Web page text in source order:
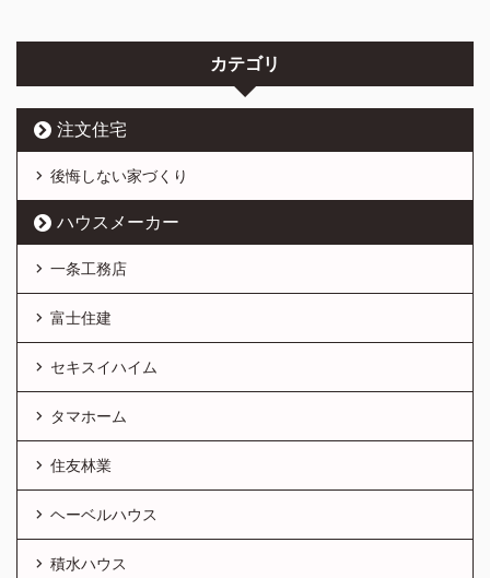
カテゴリ
注文住宅
後悔しない家づくり
ハウスメーカー
一条工務店
富士住建
セキスイハイム
タマホーム
住友林業
ヘーベルハウス
積水ハウス